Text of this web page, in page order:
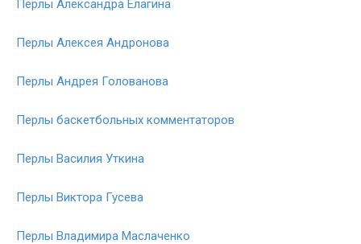
Перлы Александра Елагина
Перлы Алексея Андронова
Перлы Андрея Голованова
Перлы баскетбольных комментаторов
Перлы Василия Уткина
Перлы Виктора Гусева
Перлы Владимира Маслаченко